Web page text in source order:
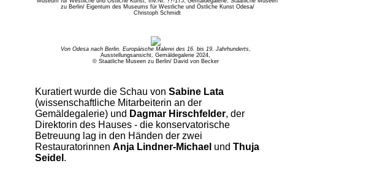
zu Berlin/ Eigentum des Museums für Westliche und Östliche Kunst Odesa/
Christoph Schmidt
Von Odesa nach Berlin. Europäische Malerei des 16. bis 19. Jahrhunderts,
Ausstellungsansicht, Gemäldegalerie 2024,
© Staatliche Museen zu Berlin/ David von Becker
Kuratiert wurde die Schau von Sabine Lata
(wissenschaftliche Mitarbeiterin an der
Gemäldegalerie) und Dagmar Hirschfelder, der
Direktorin des Hauses - die konservatorische
Betreuung lag in den Händen der zwei
Restauratorinnen Anja Lindner-Michael und Thuja
Seidel .